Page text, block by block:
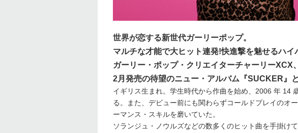
世界が恋する新世代ガーリーポップ。
マルチな才能で大ヒット連発!快進撃を魅せるハイ
ガーリー・ポップ・クリエイターチャーリーXCX、
2月発売の待望のニュー・アルバム『SUCKER』
イギリス生まれ。学生時代から作曲を始め、2006 年 14
る。また、デビュー前にも関わらずコールドプレイのオ
ーマンス・スキルを磨いていた。
ソランジュ・ノウルズなどの数多くのヒット曲を手掛け